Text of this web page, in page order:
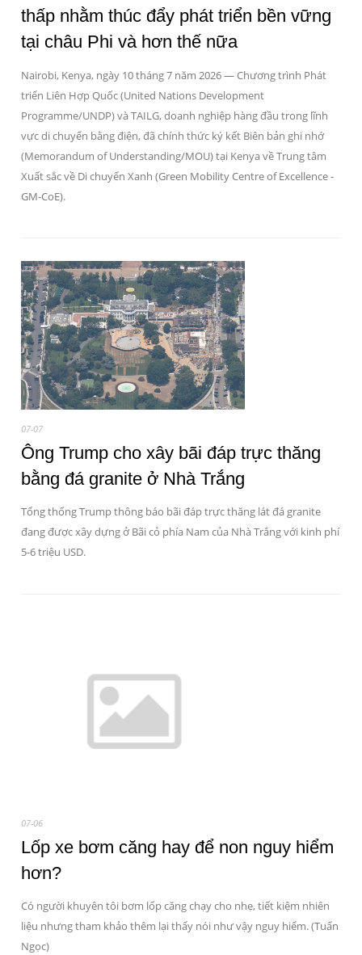
thấp nhằm thúc đẩy phát triển bền vững
tại châu Phi và hơn thế nữa
Nairobi, Kenya, ngày 10 tháng 7 năm 2026 — Chương trình Phát
triển Liên Hợp Quốc (United Nations Development
Programme/UNDP) và TAILG, doanh nghiệp hàng đầu trong lĩnh
vực di chuyển bằng điện, đã chính thức ký kết Biên bản ghi nhớ
(Memorandum of Understanding/MOU) tại Kenya về Trung tâm
Xuất sắc về Di chuyển Xanh (Green Mobility Centre of Excellence -
GM-CoE).
07-07
Ông Trump cho xây bãi đáp trực thăng
bằng đá granite ở Nhà Trắng
Tổng thống Trump thông báo bãi đáp trực thăng lát đá granite
đang được xây dựng ở Bãi cỏ phía Nam của Nhà Trắng với kinh phí
5-6 triệu USD.
07-06
Lốp xe bơm căng hay để non nguy hiểm
hơn?
Có người khuyên tôi bơm lốp căng chạy cho nhẹ, tiết kiệm nhiên
liệu nhưng tham khảo thêm lại thấy nói như vậy nguy hiểm. (Tuấn
Ngọc)